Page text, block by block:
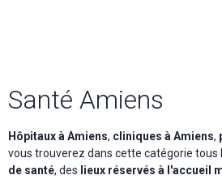
Santé Amiens
Hôpitaux à Amiens, cliniques à Amiens,
vous trouverez dans cette catégorie tous
de santé, des lieux réservés à l'accueil